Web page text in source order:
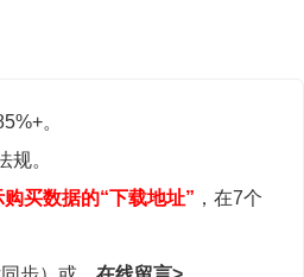
。
。
买数据的“下载地址” ，在7个